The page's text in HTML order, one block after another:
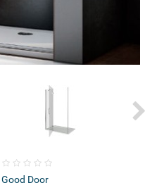
Good Door